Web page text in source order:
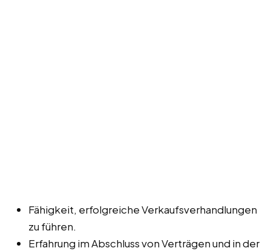
Fähigkeit, erfolgreiche Verkaufsverhandlungen
zu führen.
Erfahrung im Abschluss von Verträgen und in der